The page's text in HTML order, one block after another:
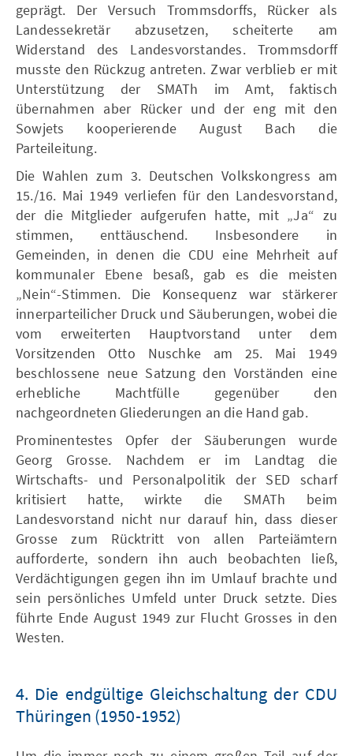
geprägt. Der Versuch Trommsdorffs, Rücker als
Landessekretär abzusetzen, scheiterte am
Widerstand des Landesvorstandes. Trommsdorff
musste den Rückzug antreten. Zwar verblieb er mit
Unterstützung der SMATh im Amt, faktisch
übernahmen aber Rücker und der eng mit den
Sowjets kooperierende August Bach die
Parteileitung.
Die Wahlen zum 3. Deutschen Volkskongress am
15./16. Mai 1949 verliefen für den Landesvorstand,
der die Mitglieder aufgerufen hatte, mit „Ja“ zu
stimmen, enttäuschend. Insbesondere in
Gemeinden, in denen die CDU eine Mehrheit auf
kommunaler Ebene besaß, gab es die meisten
„Nein“-Stimmen. Die Konsequenz war stärkerer
innerparteilicher Druck und Säuberungen, wobei die
vom erweiterten Hauptvorstand unter dem
Vorsitzenden Otto Nuschke am 25. Mai 1949
beschlossene neue Satzung den Vorständen eine
erhebliche Machtfülle gegenüber den
nachgeordneten Gliederungen an die Hand gab.
Prominentestes Opfer der Säuberungen wurde
Georg Grosse. Nachdem er im Landtag die
Wirtschafts- und Personalpolitik der SED scharf
kritisiert hatte, wirkte die SMATh beim
Landesvorstand nicht nur darauf hin, dass dieser
Grosse zum Rücktritt von allen Parteiämtern
aufforderte, sondern ihn auch beobachten ließ,
Verdächtigungen gegen ihn im Umlauf brachte und
sein persönliches Umfeld unter Druck setzte. Dies
führte Ende August 1949 zur Flucht Grosses in den
Westen.
4. Die endgültige Gleichschaltung der CDU
Thüringen (1950-1952)